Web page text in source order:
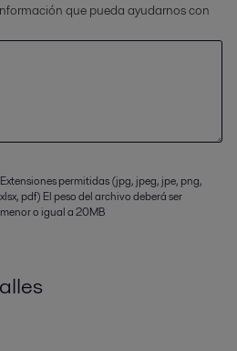
que pueda ayudarnos con
Extensiones permitidas (jpg, jpeg, jpe, png,
xlsx, pdf) El peso del archivo deberá ser
menor o igual a 20MB